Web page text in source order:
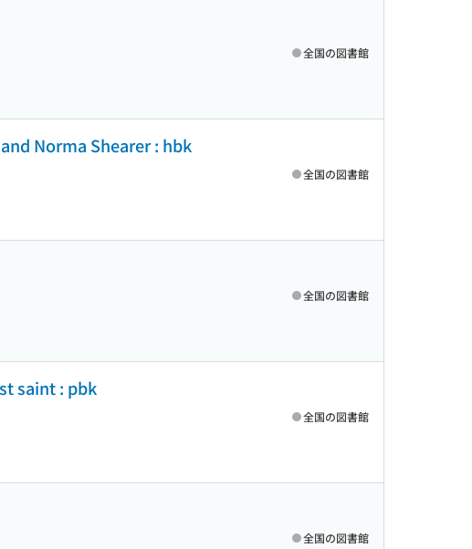
全国の図書館
Norma Shearer : hbk
全国の図書館
全国の図書館
saint : pbk
全国の図書館
全国の図書館